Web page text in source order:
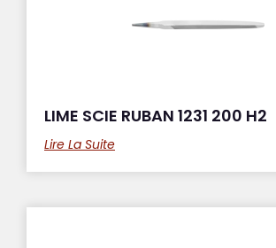
LIME SCIE RUBAN 1231 200 H2
Lire La Suite